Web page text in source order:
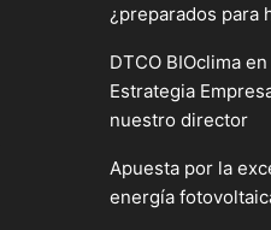
¿preparados para
DTCO BIOclima en
Estrategia
nuestro director
Apuesta por la
energía